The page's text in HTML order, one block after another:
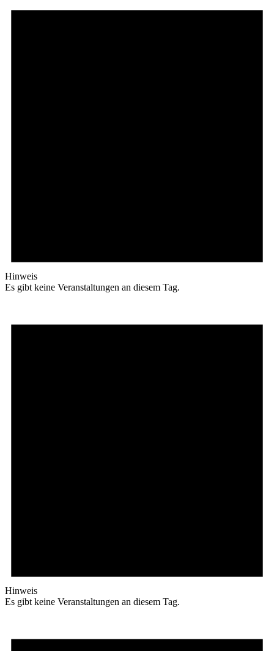
Hinweis
Es gibt keine Veranstaltungen an diesem Tag.
Hinweis
Es gibt keine Veranstaltungen an diesem Tag.